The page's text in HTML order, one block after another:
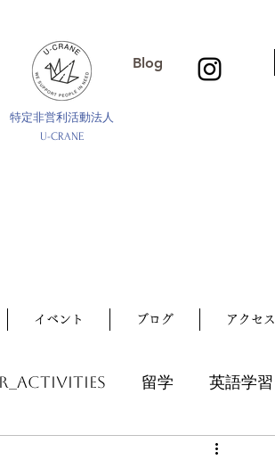
Blog
特定非営利活動法人
U-CRANE
イベント ブログ アクセス
留学 英語学習